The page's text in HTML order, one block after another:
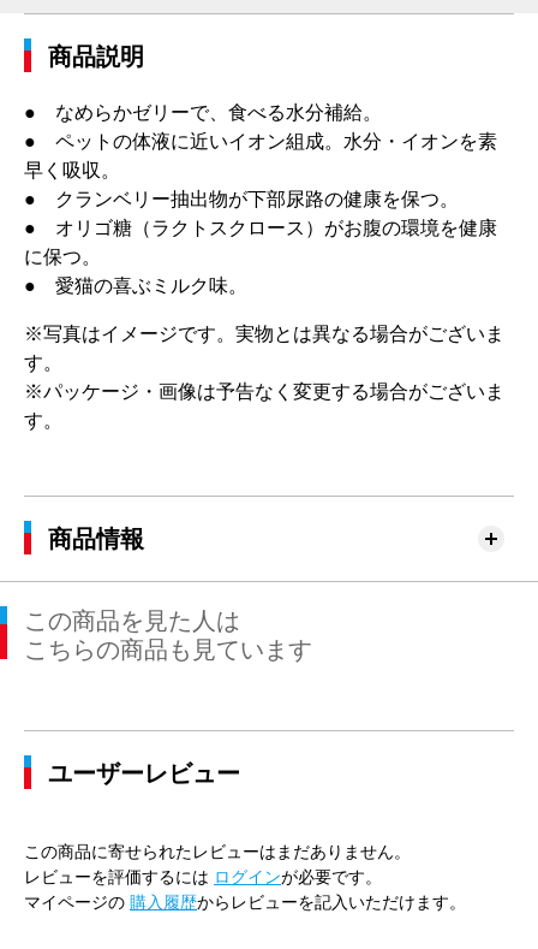
商品説明
● なめらかゼリーで、食べる水分補給。
● ペットの体液に近いイオン組成。水分・イオンを素
早く吸収。
● クランベリー抽出物が下部尿路の健康を保つ。
● オリゴ糖（ラクトスクロース）がお腹の環境を健康
に保つ。
● 愛猫の喜ぶミルク味。
※写真はイメージです。実物とは異なる場合がございま
す。
※パッケージ・画像は予告なく変更する場合がございま
す。
商品情報
この商品を見た人は
こちらの商品も見ています
ユーザーレビュー
この商品に寄せられたレビューはまだありません。
レビューを評価するには ログインが必要です。
マイページの 購入履歴からレビューを記入いただけます。